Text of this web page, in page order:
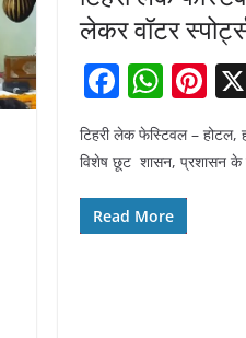
लेकर वॉटर
F
a
c
e
b
W
at
s
A
Pi
nt
er
टिहरी लेक फेस्टिवल – होटल,
विशेष छूट शासन, प्रशासन के
Read More